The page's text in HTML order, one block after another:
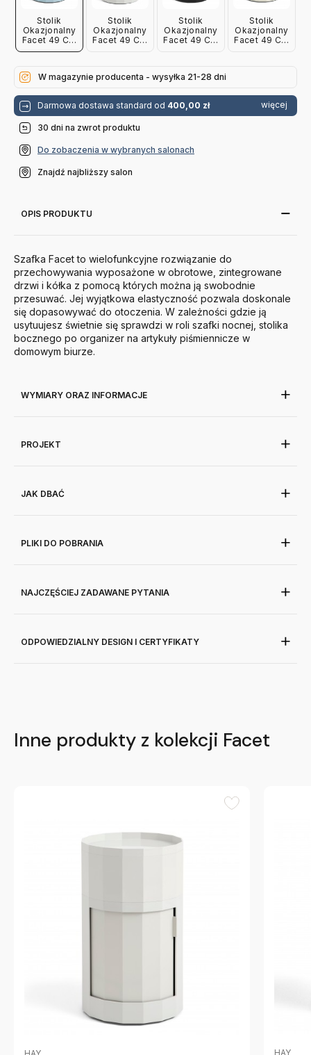
Stolik
Okazjonalny
Facet 49 Cm
Jasnoniebieski
Stolik
Okazjonalny
Facet 49 Cm
Stolik
Okazjonalny
Facet 49 Cm
Stolik
Okazjonalny
Facet 49 Cm
W magazynie producenta - wysyłka 21-28 dni
Darmowa dostawa standard od 400,00 zł więcej
30 dni na zwrot produktu
Do zobaczenia w wybranych salonach
Znajdź najbliższy salon
OPIS PRODUKTU
Szafka Facet to wielofunkcyjne rozwiązanie do
przechowywania wyposażone w obrotowe, zintegrowane
drzwi i kółka z pomocą których można ją swobodnie
przesuwać. Jej wyjątkowa elastyczność pozwala doskonale
się dopasowywać do otoczenia. W zależności gdzie ją
usytuujesz świetnie się sprawdzi w roli szafki nocnej, stolika
bocznego po organizer na artykuły piśmiennicze w
domowym biurze.
WYMIARY ORAZ INFORMACJE
PROJEKT
JAK DBAĆ
PLIKI DO POBRANIA
NAJCZĘŚCIEJ ZADAWANE PYTANIA
ODPOWIEDZIALNY DESIGN I CERTYFIKATY
Inne produkty z kolekcji Facet
HAY